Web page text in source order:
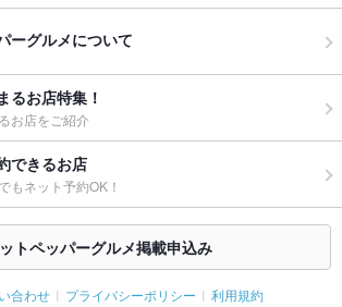
ーグルメについて
るお店特集！
お店をご紹介
できるお店
もネット予約OK！
トペッパーグルメ掲載申込み
合わせ プライバシーポリシー 利用規約